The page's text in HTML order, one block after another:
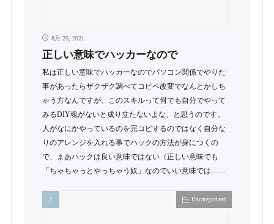
8月 25, 2021
正しい意味でハッカーなので
私は正しい意味でハッカーなのでパソコン関係でやりた
事があったらザクザク調べてコピペ改変でなんとかしち
ゃう方なんですが、このスキルって何でも自分でやって
みるDIY魂がないと成り立たないよな、と思うのです。
人がなにかやっているのを完コピするのではなく自分な
りのアレンジを入れる事でハックの方法が身につくの
で、まあハックは良い意味ではない（正しい意味でも
「ちゃちゃっとやっちゃう奴」なのでいい意味では……
Uncategorized